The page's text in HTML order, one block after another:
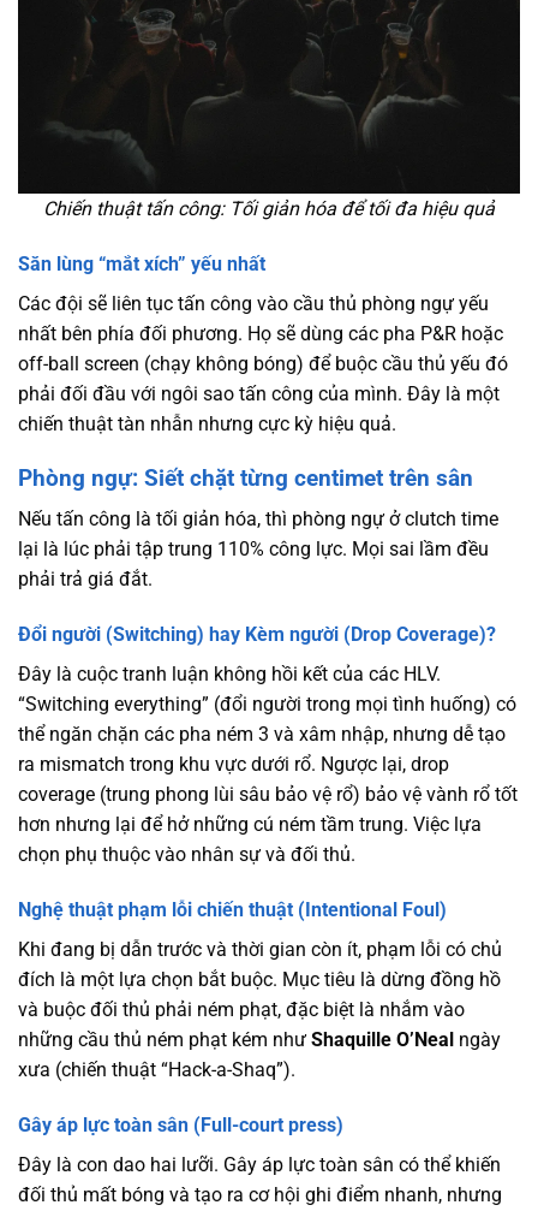
Chiến thuật tấn công: Tối giản hóa để tối đa hiệu quả
Săn lùng “mắt xích” yếu nhất
Các đội sẽ liên tục tấn công vào cầu thủ phòng ngự yếu
nhất bên phía đối phương. Họ sẽ dùng các pha P&R hoặc
off-ball screen (chạy không bóng) để buộc cầu thủ yếu đó
phải đối đầu với ngôi sao tấn công của mình. Đây là một
chiến thuật tàn nhẫn nhưng cực kỳ hiệu quả.
Phòng ngự: Siết chặt từng centimet trên sân
Nếu tấn công là tối giản hóa, thì phòng ngự ở clutch time
lại là lúc phải tập trung 110% công lực. Mọi sai lầm đều
phải trả giá đắt.
Đổi người (Switching) hay Kèm người (Drop Coverage)?
Đây là cuộc tranh luận không hồi kết của các HLV.
“Switching everything” (đổi người trong mọi tình huống) có
thể ngăn chặn các pha ném 3 và xâm nhập, nhưng dễ tạo
ra mismatch trong khu vực dưới rổ. Ngược lại, drop
coverage (trung phong lùi sâu bảo vệ rổ) bảo vệ vành rổ tốt
hơn nhưng lại để hở những cú ném tầm trung. Việc lựa
chọn phụ thuộc vào nhân sự và đối thủ.
Nghệ thuật phạm lỗi chiến thuật (Intentional Foul)
Khi đang bị dẫn trước và thời gian còn ít, phạm lỗi có chủ
đích là một lựa chọn bắt buộc. Mục tiêu là dừng đồng hồ
và buộc đối thủ phải ném phạt, đặc biệt là nhắm vào
những cầu thủ ném phạt kém như Shaquille O’Neal ngày
xưa (chiến thuật “Hack-a-Shaq”).
Gây áp lực toàn sân (Full-court press)
Đây là con dao hai lưỡi. Gây áp lực toàn sân có thể khiến
đối thủ mất bóng và tạo ra cơ hội ghi điểm nhanh, nhưng